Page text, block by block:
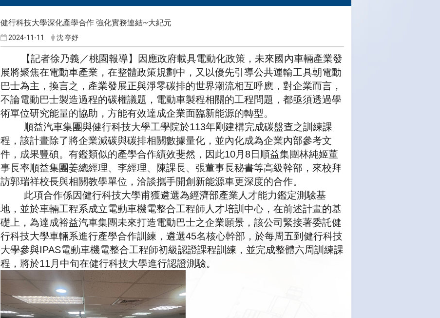
健行科技大學深化產學合作 強化實務連結~大紀元
2024-11-11 沈 亭妤
【記者徐乃義／桃園報導】
因應政府載具電動化政策，未來國內車輛產業發
展將聚焦在電動車產業，在整體政策規劃中，又以優先引導公共運輸工具朝電動
巴士為主，換言之，產業發展正與淨零碳排的世界潮流相互呼應，對企業而言，
不論電動巴士製造過程的碳權議題，電動車製程相關的工程問題，都亟須透過學
術單位研究能量的協助，方能有效達成企業面臨新能源的轉型。
順益汽車集團與健行科技大學工學院於113年剛建構完成碳盤查之訓練課
程，該計畫除了將企業減碳與碳排相關數據量化，並內化成為企業內部參考文
件，成果豐碩。有鑑類似的產學合作績效斐然，因此10月8日順益集團林純姬董
事長率順益集團姜總經理、李經理、陳課長、張董事長秘書等高級幹部，來校拜
訪郭瑞祥校長與相關教學單位，洽談攜手開創新能源車更深度的合作。
此項合作係因健行科技大學甫獲遴選為經濟部產業人才能力鑑定測驗基
地，並於車輛工程系成立電動車機電整合工程師人才培訓中心，在前述計畫的基
礎上，為達成裕益汽車集團未來打造電動巴士之企業願景，該公司緊接著委託健
行科技大學車輛系進行產學合作訓練，遴選45名核心幹部，於每周五到健行科技
大學參與IPAS電動車機電整合工程師初級認證課程訓練，並完成整體六周訓練課
程，將於11月中旬在健行科技大學進行認證測驗。